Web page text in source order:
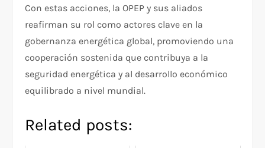
Con estas acciones, la OPEP y sus aliados
reafirman su rol como actores clave en la
gobernanza energética global, promoviendo una
cooperación sostenida que contribuya a la
seguridad energética y al desarrollo económico
equilibrado a nivel mundial.
Related posts: